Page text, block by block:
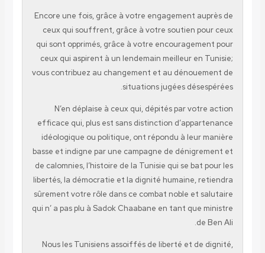
Encore une fois, grâce à votre engagement
ceux qui souffrent, grâce à votre soutien
qui sont opprimés, grâce à votre
ceux qui aspirent à un lendemain meilleur en
vous contribuez au changement et au
situations jugées
N’en déplaise à ceux qui, dépités par
efficace qui, plus est sans distinction
idéologique ou politique, ont répondu à leur
basse et indigne par une campagne de
de calomnies, l’histoire de la Tunisie qui se bat
libertés, la démocratie et la dignité humaine,
sûrement votre rôle dans ce combat noble et
qui n’ a pas plu à Sadok Chaabane en tant que
Nous les Tunisiens assoiffés de liberté et